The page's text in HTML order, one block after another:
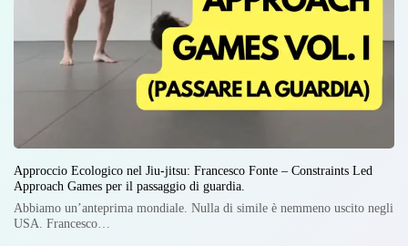
Approccio Ecologico nel Jiu-jitsu: Francesco Fonte – Constraints Led
Approach Games per il passaggio di guardia.
Abbiamo un’anteprima mondiale. Nulla di simile è nemmeno uscito negli
USA. Francesco…